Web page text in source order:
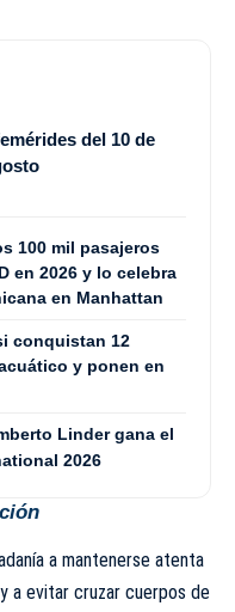
del 10 de
100 mil pasajeros
en 2026 y lo celebra
en Manhattan
conquistan 12
y ponen en
Linder gana el
2026
a mantenerse atenta
a evitar cruzar cuerpos de